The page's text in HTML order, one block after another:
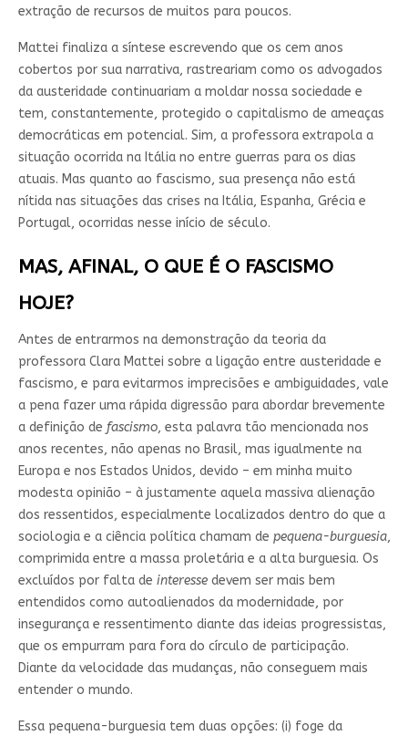
extração de recursos de muitos para poucos.
Mattei finaliza a síntese escrevendo que os cem anos
cobertos por sua narrativa, rastreariam como os advogados
da austeridade continuariam a moldar nossa sociedade e
tem, constantemente, protegido o capitalismo de ameaças
democráticas em potencial. Sim, a professora extrapola a
situação ocorrida na Itália no entre guerras para os dias
atuais. Mas quanto ao fascismo, sua presença não está
nítida nas situações das crises na Itália, Espanha, Grécia e
Portugal, ocorridas nesse início de século.
MAS, AFINAL, O QUE É O FASCISMO
HOJE?
Antes de entrarmos na demonstração da teoria da
professora Clara Mattei sobre a ligação entre austeridade e
fascismo, e para evitarmos imprecisões e ambiguidades, vale
a pena fazer uma rápida digressão para abordar brevemente
a definição de fascismo, esta palavra tão mencionada nos
anos recentes, não apenas no Brasil, mas igualmente na
Europa e nos Estados Unidos, devido – em minha muito
modesta opinião – à justamente aquela massiva alienação
dos ressentidos, especialmente localizados dentro do que a
sociologia e a ciência política chamam de pequena-burguesia,
comprimida entre a massa proletária e a alta burguesia. Os
excluídos por falta de interessedevem ser mais bem
entendidos como autoalienados da modernidade, por
insegurança e ressentimento diante das ideias progressistas,
que os empurram para fora do círculo de participação.
Diante da velocidade das mudanças, não conseguem mais
entender o mundo.
Essa pequena-burguesia tem duas opções: (i) foge da